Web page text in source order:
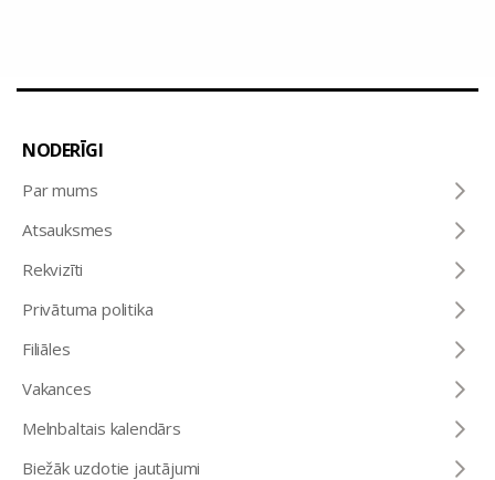
NODERĪGI
Par mums
Atsauksmes
Rekvizīti
Privātuma politika
Filiāles
Vakances
Melnbaltais kalendārs
Biežāk uzdotie jautājumi